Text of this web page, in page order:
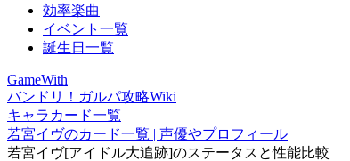
効率楽曲
イベント一覧
誕生日一覧
GameWith
バンドリ！ガルパ攻略Wiki
キャラカード一覧
若宮イヴのカード一覧 | 声優やプロフィール
若宮イヴ[アイドル大追跡]のステータスと性能比較